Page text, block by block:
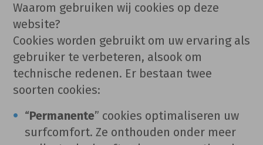
Waarom gebruiken wij cookies op deze
website?
Cookies worden gebruikt om uw ervaring als
gebruiker te verbeteren, alsook om
technische redenen. Er bestaan twee
soorten cookies:
“Permanente” cookies optimaliseren uw
surfcomfort. Ze onthouden onder meer